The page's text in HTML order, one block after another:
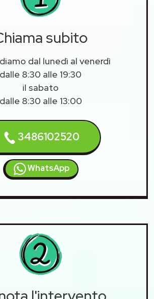
subito
dal lunedì al venerdì
dalle 8:30 alle 19:30
il sabato
dalle 8:30 alle 13:00
3486102520
WhatsApp